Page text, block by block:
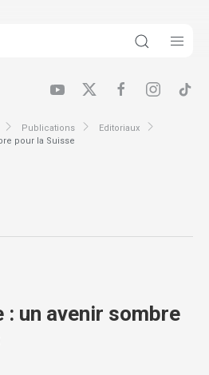
Publications
Editoriaux
pour la Suisse
: un avenir sombre